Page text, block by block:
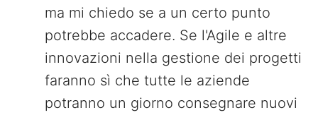
ma mi chiedo se a un certo punto
potrebbe accadere. Se l'Agile e altre
innovazioni nella gestione dei progetti
faranno sì che tutte le aziende
potranno un giorno consegnare nuovi